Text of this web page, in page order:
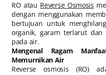
RO atau Reverse Osmosis
dengan menggunakan
bertujuan untuk
organik, garam terlarut
pada air.
Mengenal Ragam
Memurnikan Air
Reverse osmosis (RO)